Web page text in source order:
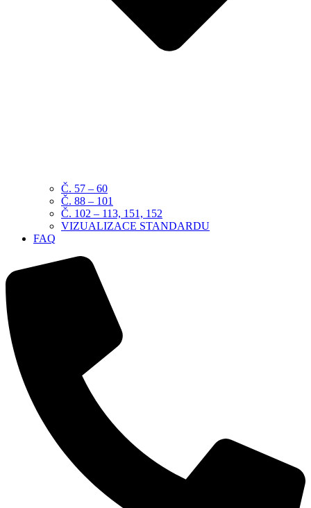
Č. 57 – 60
Č. 88 – 101
Č. 102 – 113, 151, 152
VIZUALIZACE STANDARDU
FAQ